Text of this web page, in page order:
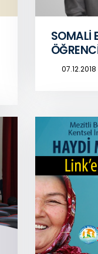
SOMALİ
07.12.2018